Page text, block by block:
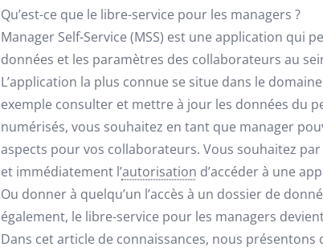
Qu’est-ce que le libre-service pour les managers ?
Manager Self-Service (MSS) est une application qui
données et les paramètres des collaborateurs au
L’application la plus connue se situe dans le
exemple consulter et mettre à jour les données du
numérisés, vous souhaitez en tant que manager
aspects pour vos collaborateurs. Vous souhaitez
et immédiatement l’autorisation d’accéder à une
Ou donner à quelqu’un l’accès à un dossier de
également, le libre-service pour les managers
Dans cet article de connaissances, nous présentons